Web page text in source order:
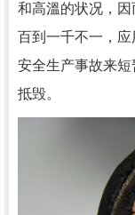
和高溫的状况，
百到一千不一，
安全生产事故来
抵毁。